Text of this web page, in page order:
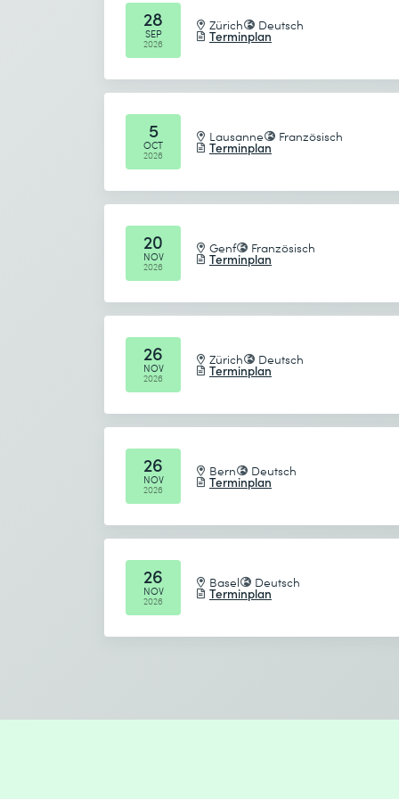
Teil von folgenden Kursen / Lehrgängen
From Zero to Hero mit Microsoft
* Pflichtfelder
28
SEP
2026
Zürich Deutsch
Terminplan
5
OCT
2026
Lausanne Französisch
Terminplan
20
NOV
2026
Genf Französisch
Terminplan
26
NOV
2026
Zürich Deutsch
Terminplan
26
NOV
2026
Bern Deutsch
Terminplan
26
NOV
2026
Basel Deutsch
Terminplan